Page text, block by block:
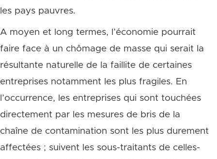
les pays pauvres.
A moyen et long termes, l’économie pourrait
faire face à un chômage de masse qui serait la
résultante naturelle de la faillite de certaines
entreprises notamment les plus fragiles. En
l’occurrence, les entreprises qui sont touchées
directement par les mesures de bris de la
chaîne de contamination sont les plus durement
affectées ; suivent les sous-traitants de celles-